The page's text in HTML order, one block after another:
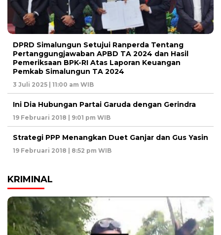
DPRD Simalungun Setujui Ranperda Tentang
Pertanggungjawaban APBD TA 2024 dan Hasil
Pemeriksaan BPK-RI Atas Laporan Keuangan
Pemkab Simalungun TA 2024
3 Juli 2025 | 11:00 am WIB
Ini Dia Hubungan Partai Garuda dengan Gerindra
19 Februari 2018 | 9:01 pm WIB
Strategi PPP Menangkan Duet Ganjar dan Gus Yasin
19 Februari 2018 | 8:52 pm WIB
KRIMINAL